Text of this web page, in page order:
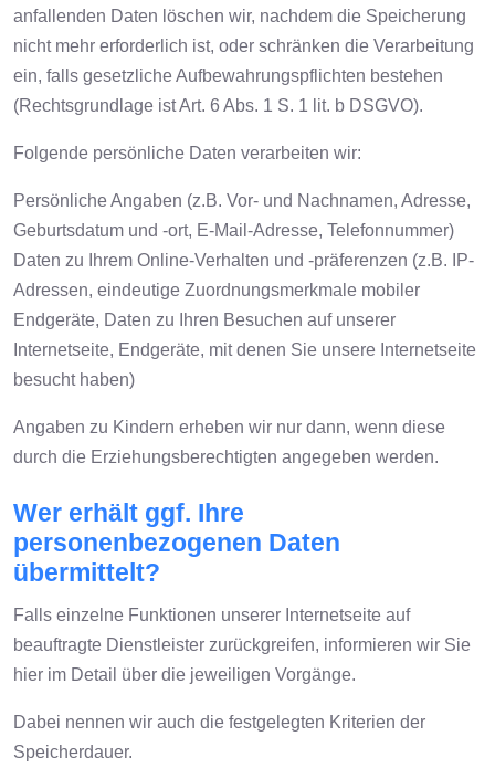
anfallenden Daten löschen wir, nachdem die Speicherung
nicht mehr erforderlich ist, oder schränken die Verarbeitung
ein, falls gesetzliche Aufbewahrungspflichten bestehen
(Rechtsgrundlage ist Art. 6 Abs. 1 S. 1 lit. b DSGVO).
Folgende persönliche Daten verarbeiten wir:
Persönliche Angaben (z.B. Vor- und Nachnamen, Adresse,
Geburtsdatum und -ort, E-Mail-Adresse, Telefonnummer)
Daten zu Ihrem Online-Verhalten und -präferenzen (z.B. IP-
Adressen, eindeutige Zuordnungsmerkmale mobiler
Endgeräte, Daten zu Ihren Besuchen auf unserer
Internetseite, Endgeräte, mit denen Sie unsere Internetseite
besucht haben)
Angaben zu Kindern erheben wir nur dann, wenn diese
durch die Erziehungsberechtigten angegeben werden.
Wer erhält ggf. Ihre
personenbezogenen Daten
übermittelt?
Falls einzelne Funktionen unserer Internetseite auf
beauftragte Dienstleister zurückgreifen, informieren wir Sie
hier im Detail über die jeweiligen Vorgänge.
Dabei nennen wir auch die festgelegten Kriterien der
Speicherdauer.